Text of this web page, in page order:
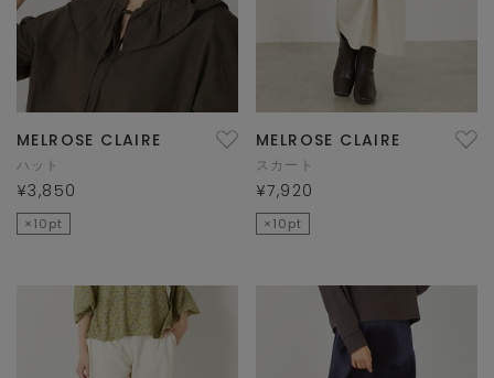
MELROSE CLAIRE
ハット
¥3,850
×10pt
MELROSE CLAIRE
スカート
¥7,920
×10pt